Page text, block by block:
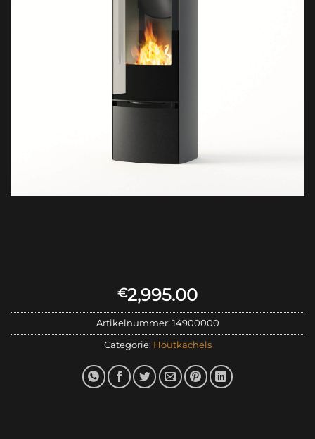
€2,995.00
Artikelnummer: 14900000
Categorie: Houtkachels